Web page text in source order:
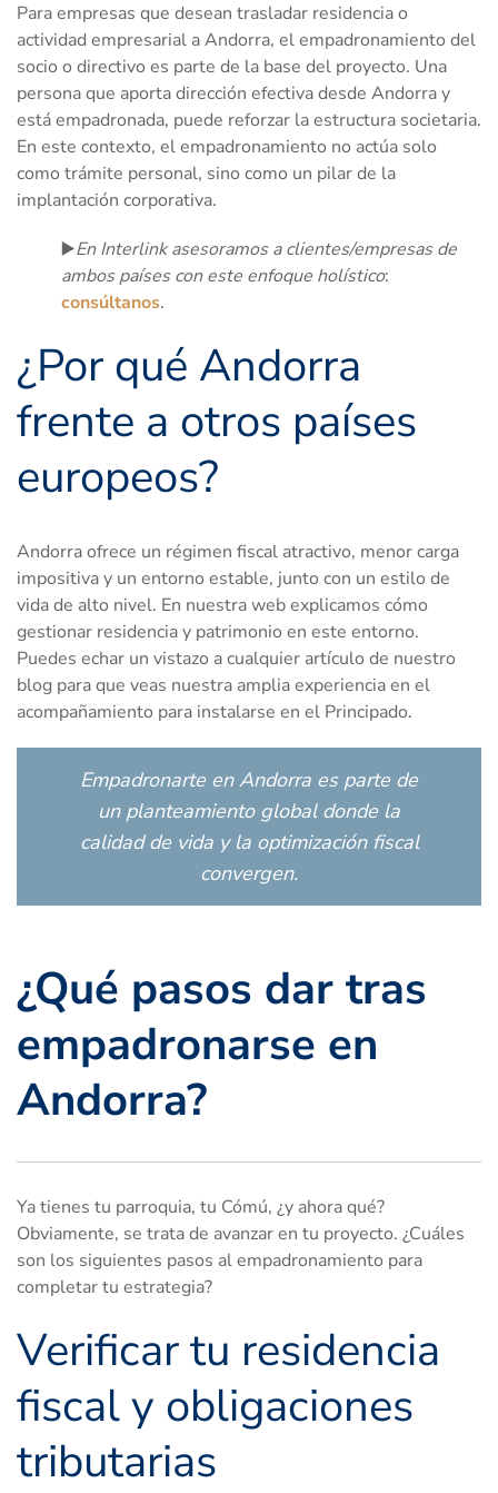
Para empresas que desean trasladar residencia o
actividad empresarial a Andorra, el empadronamiento del
socio o directivo es parte de la base del proyecto. Una
persona que aporta dirección efectiva desde Andorra y
está empadronada, puede reforzar la estructura societaria.
En este contexto, el empadronamiento no actúa solo
como trámite personal, sino como un pilar de la
implantación corporativa.
▶️En Interlink asesoramos a clientes/empresas de
ambos países con este enfoque holístico:
consúltanos.
¿Por qué Andorra
frente a otros países
europeos?
Andorra ofrece un régimen fiscal atractivo, menor carga
impositiva y un entorno estable, junto con un estilo de
vida de alto nivel. En nuestra web explicamos cómo
gestionar residencia y patrimonio en este entorno.
Puedes echar un vistazo a cualquier artículo de nuestro
blog para que veas nuestra amplia experiencia en el
acompañamiento para instalarse en el Principado.
Empadronarte en Andorra es parte de
un planteamiento global donde la
calidad de vida y la optimización fiscal
convergen.
¿Qué pasos dar tras
empadronarse en
Andorra?
Ya tienes tu parroquia, tu Cómú, ¿y ahora qué?
Obviamente, se trata de avanzar en tu proyecto. ¿Cuáles
son los siguientes pasos al empadronamiento para
completar tu estrategia?
Verificar tu residencia
fiscal y obligaciones
tributarias